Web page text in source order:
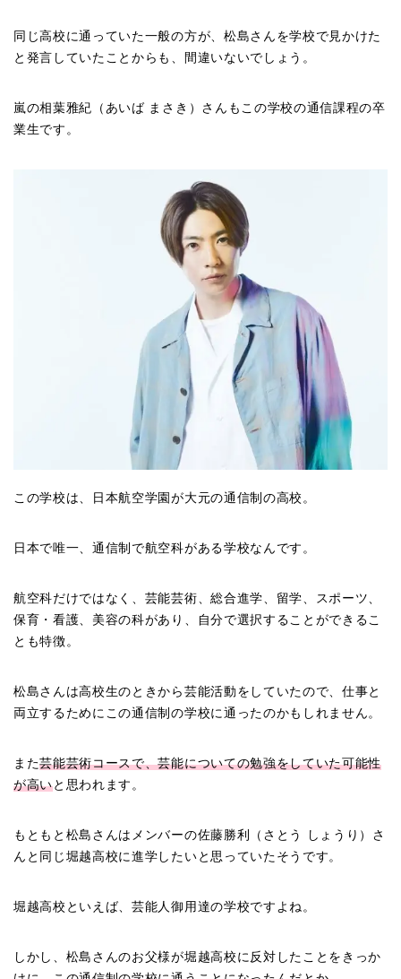
同じ高校に通っていた一般の方が、松島さんを学校で見かけた
と発言していたことからも、間違いないでしょう。
嵐の相葉雅紀（あいば まさき）さんもこの学校の通信課程の卒
業生です。
この学校は、日本航空学園が大元の通信制の高校。
日本で唯一、通信制で航空科がある学校なんです。
航空科だけではなく、芸能芸術、総合進学、留学、スポーツ、
保育・看護、美容の科があり、自分で選択することができるこ
とも特徴。
松島さんは高校生のときから芸能活動をしていたので、仕事と
両立するためにこの通信制の学校に通ったのかもしれません。
また芸能芸術コースで、芸能についての勉強をしていた可能性
が高いと思われます。
もともと松島さんはメンバーの佐藤勝利（さとう しょうり）さ
んと同じ堀越高校に進学したいと思っていたそうです。
堀越高校といえば、芸能人御用達の学校ですよね。
しかし、松島さんのお父様が堀越高校に反対したことをきっか